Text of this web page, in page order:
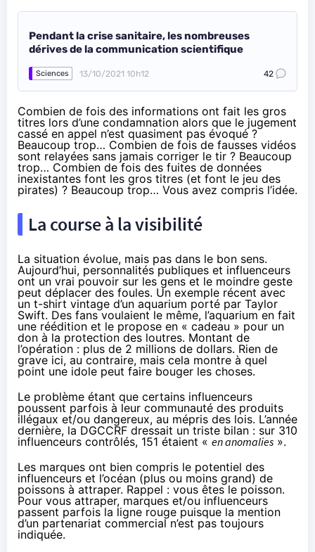
Pendant la crise sanitaire, les nombreuses
dérives de la communication scientifique
Sciences 13/10/2021 10h12 42
Combien de fois des informations ont fait les gros
titres lors d’une condamnation alors que le jugement
cassé en appel n’est quasiment pas évoqué ?
Beaucoup trop… Combien de fois de fausses vidéos
sont relayées sans jamais corriger le tir ? Beaucoup
trop… Combien de fois des fuites de données
inexistantes font les gros titres (et font le jeu des
pirates) ? Beaucoup trop… Vous avez compris l’idée.
La course à la visibilité
La situation évolue, mais pas dans le bon sens.
Aujourd’hui, personnalités publiques et influenceurs
ont un vrai pouvoir sur les gens et le moindre geste
peut déplacer des foules. Un exemple récent avec
un t-shirt vintage d’un aquarium porté par Taylor
Swift. Des fans voulaient le même, l’aquarium en fait
une réédition et le propose en « cadeau » pour un
don à la protection des loutres. Montant de
l’opération : plus de 2 millions de dollars. Rien de
grave ici, au contraire, mais cela montre à quel
point une idole peut faire bouger les choses.
Le problème étant que certains influenceurs
poussent parfois à leur communauté des produits
illégaux et/ou dangereux, au mépris des lois. L’année
dernière, la DGCCRF dressait un triste bilan : sur 310
influenceurs contrôlés, 151 étaient « en anomalies ».
Les marques ont bien compris le potentiel des
influenceurs et l’océan (plus ou moins grand) de
poissons à attraper. Rappel : vous êtes le poisson.
Pour vous attraper, marques et/ou influenceurs
passent parfois la ligne rouge puisque la mention
d’un partenariat commercial n’est pas toujours
indiquée.